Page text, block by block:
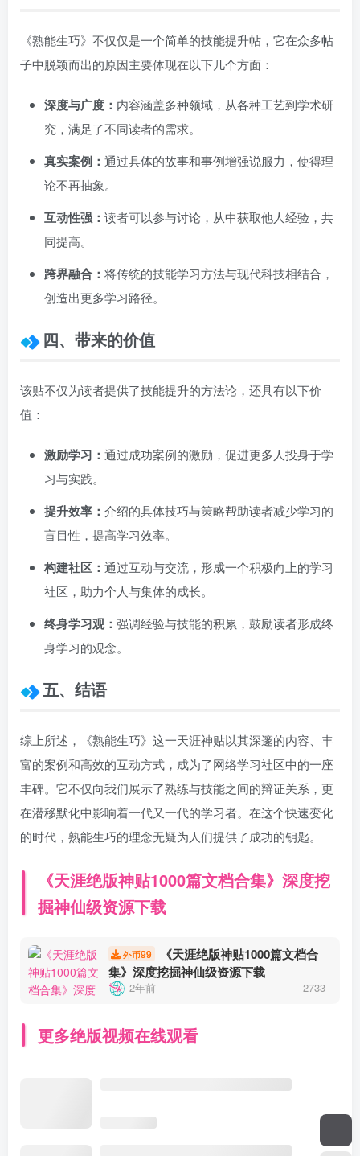
《熟能生巧》不仅仅是一个简单的技能提升帖，它在众多帖
子中脱颖而出的原因主要体现在以下几个方面：
深度与广度： 内容涵盖多种领域，从各种工艺到学术研
究，满足了不同读者的需求。
真实案例： 通过具体的故事和事例增强说服力，使得理
论不再抽象。
互动性强： 读者可以参与讨论，从中获取他人经验，共
同提高。
跨界融合： 将传统的技能学习方法与现代科技相结合，
创造出更多学习路径。
四、带来的价值
该贴不仅为读者提供了技能提升的方法论，还具有以下价
值：
激励学习： 通过成功案例的激励，促进更多人投身于学
习与实践。
提升效率： 介绍的具体技巧与策略帮助读者减少学习的
盲目性，提高学习效率。
构建社区： 通过互动与交流，形成一个积极向上的学习
社区，助力个人与集体的成长。
终身学习观： 强调经验与技能的积累，鼓励读者形成终
身学习的观念。
五、结语
综上所述，《熟能生巧》这一天涯神贴以其深邃的内容、丰
富的案例和高效的互动方式，成为了网络学习社区中的一座
丰碑。它不仅向我们展示了熟练与技能之间的辩证关系，更
在潜移默化中影响着一代又一代的学习者。在这个快速变化
的时代，熟能生巧的理念无疑为人们提供了成功的钥匙。
《天涯绝版神贴1000篇文档合集》深度挖
掘神仙级资源下载
外币99
《天涯绝版神贴1000篇文档合
集》深度挖掘神仙级资源下载
2年前 2733
更多绝版视频在线观看